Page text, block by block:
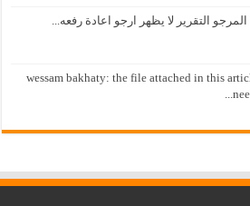
التقرير لا يظهر ارجو اعادة رفعه...
wessam bakhaty: the file attached in this